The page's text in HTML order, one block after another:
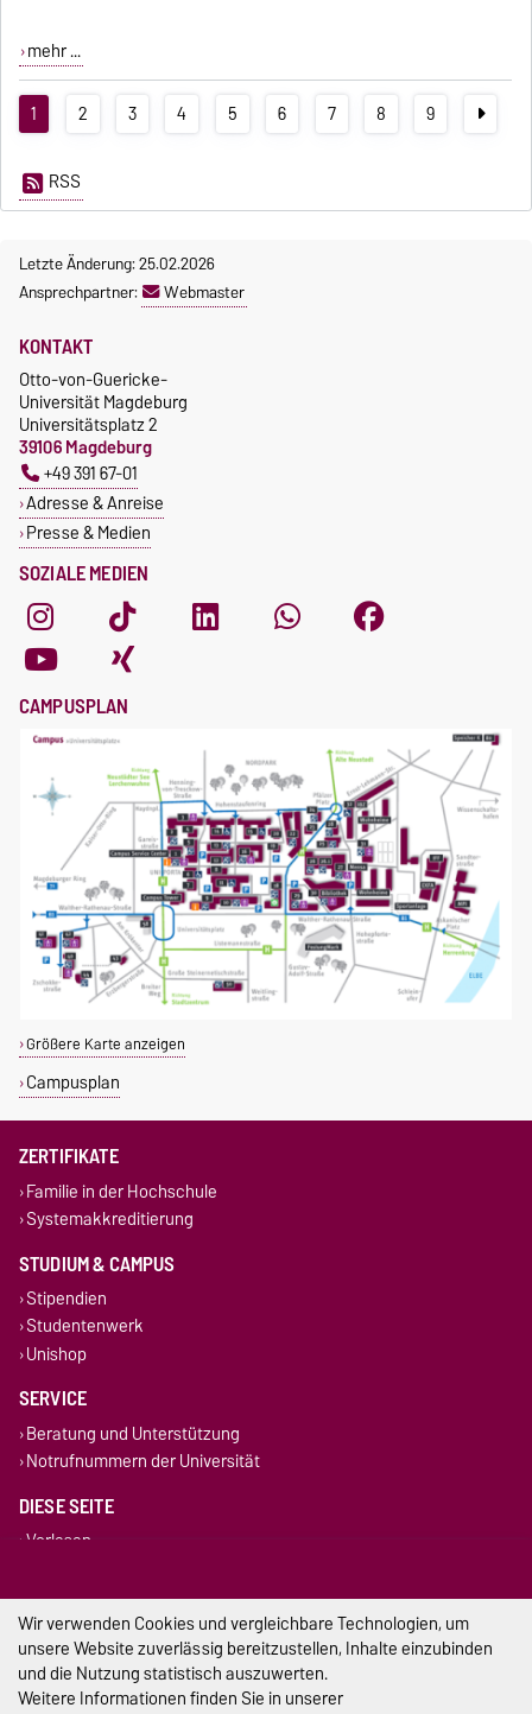
mehr ...
1 2 3 4 5 6 7 8 9
RSS
Letzte Änderung: 25.02.2026
Ansprechpartner:
Webmaster
SOZIALE MEDIEN
KONTAKT
Otto-von-Guericke-
Universität Magdeburg
Universitätsplatz 2
39106 Magdeburg
+49 391 67-01
Adresse & Anreise
Presse & Medien
CAMPUSPLAN
Größere Karte anzeigen
Campusplan
ZERTIFIKATE
Familie in der Hochschule
Systemakkreditierung
STUDIUM & CAMPUS
Stipendien
Studentenwerk
Unishop
SERVICE
Beratung und Unterstützung
Notrufnummern der Universität
DIESE SEITE
Vorlesen
Permalink
Impressum
Datenschutz
Wir verwenden Cookies und vergleichbare Technologien, um
unsere Website zuverlässig bereitzustellen, Inhalte einzubinden
und die Nutzung statistisch auszuwerten.
Weitere Informationen finden Sie in unserer